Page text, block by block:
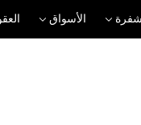
الأسواق